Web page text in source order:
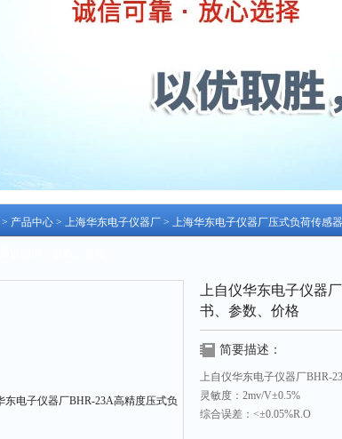
> 产品中心 > 上海华东电子仪器厂 > 上海华东电子仪器厂压式负荷传感器
上自仪华东电子仪器
书、参数、价格
简要描述：
上自仪华东电子仪器厂BHR-
灵敏度：2mv/V±0.5%
综合误差：<±0.05%R.O